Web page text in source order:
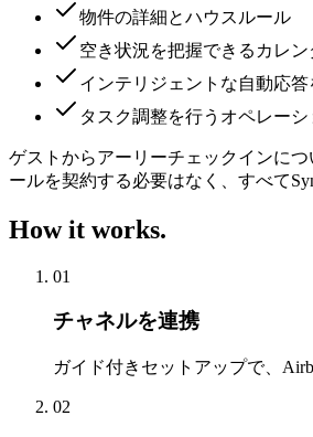
物件の詳細とハウスルール
空き状況を把握できるカレン
インテリジェントな自動応
タスク調整を行うオペレー
ゲストからアーリーチェックインに
ールを契約する必要はなく、すべて
How it works.
01
チャネルを連携
ガイド付きセットアップで、
02